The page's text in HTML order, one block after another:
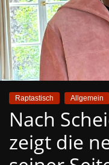
Raptastisch Allgemein
Nach
zeigt die